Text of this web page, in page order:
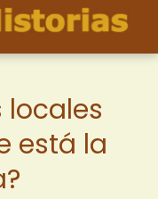
locales
está la